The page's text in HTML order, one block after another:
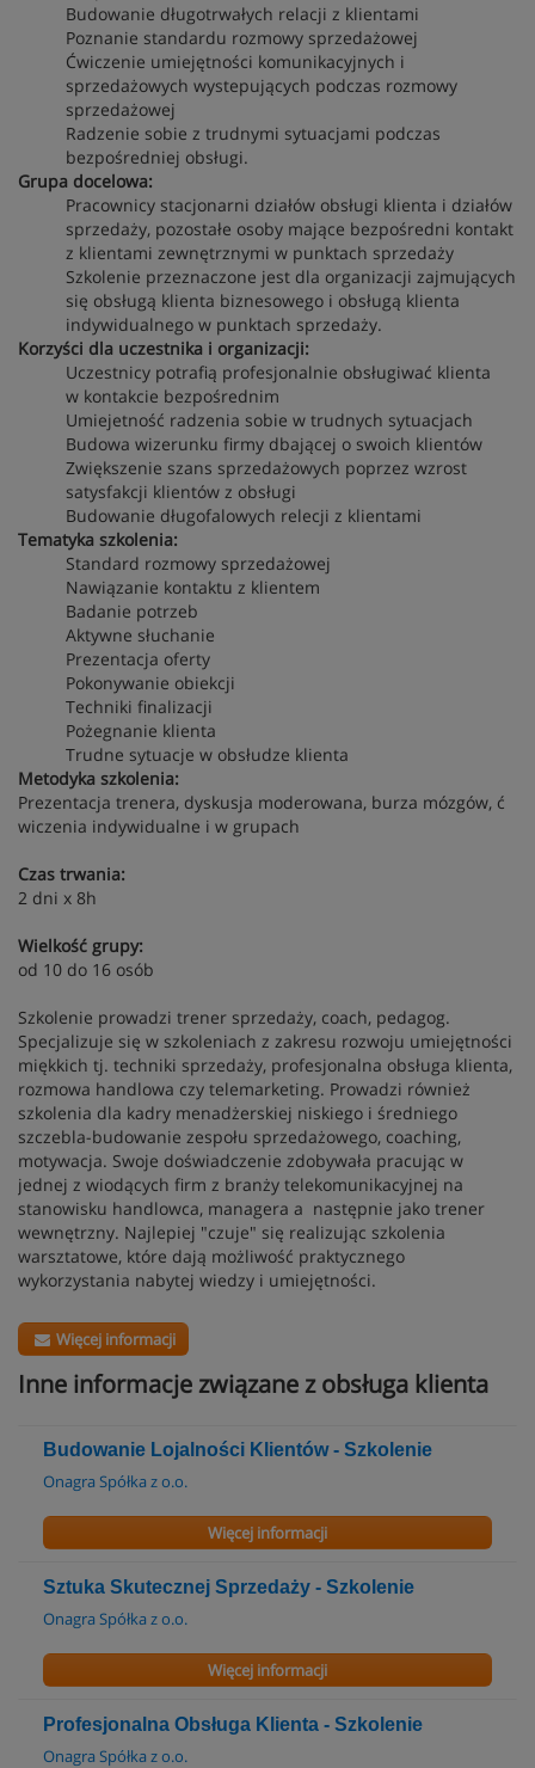
Budowanie długotrwałych relacji z klientami
Poznanie standardu rozmowy sprzedażowej
Ćwiczenie umiejętności komunikacyjnych i
sprzedażowych wystepujących podczas rozmowy
sprzedażowej
Radzenie sobie z trudnymi sytuacjami podczas
bezpośredniej obsługi.
Grupa docelowa:
Pracownicy stacjonarni działów obsługi klienta i działów
sprzedaży, pozostałe osoby mające bezpośredni kontakt
z klientami zewnętrznymi w punktach sprzedaży
Szkolenie przeznaczone jest dla organizacji zajmujących
się obsługą klienta biznesowego i obsługą klienta
indywidualnego w punktach sprzedaży.
Korzyści dla uczestnika i organizacji:
Uczestnicy potrafią profesjonalnie obsługiwać klienta
w kontakcie bezpośrednim
Umiejetność radzenia sobie w trudnych sytuacjach
Budowa wizerunku firmy dbającej o swoich klientów
Zwiększenie szans sprzedażowych poprzez wzrost
satysfakcji klientów z obsługi
Budowanie długofalowych relecji z klientami
Tematyka szkolenia:
Standard rozmowy sprzedażowej
Nawiązanie kontaktu z klientem
Badanie potrzeb
Aktywne słuchanie
Prezentacja oferty
Pokonywanie obiekcji
Techniki finalizacji
Pożegnanie klienta
Trudne sytuacje w obsłudze klienta
Metodyka szkolenia:
Prezentacja trenera, dyskusja moderowana, burza mózgów, ć
wiczenia indywidualne i w grupach
Czas trwania:
2 dni x 8h
Wielkość grupy:
od 10 do 16 osób
Szkolenie prowadzi trener sprzedaży, coach, pedagog.
Specjalizuje się w szkoleniach z zakresu rozwoju umiejętności
miękkich tj. techniki sprzedaży, profesjonalna obsługa klienta,
rozmowa handlowa czy telemarketing. Prowadzi również
szkolenia dla kadry menadżerskiej niskiego i średniego
szczebla-budowanie zespołu sprzedażowego, coaching,
motywacja. Swoje doświadczenie zdobywała pracując w
jednej z wiodących firm z branży telekomunikacyjnej na
stanowisku handlowca, managera a następnie jako trener
wewnętrzny. Najlepiej "czuje" się realizując szkolenia
warsztatowe, które dają możliwość praktycznego
wykorzystania nabytej wiedzy i umiejętności.
Więcej informacji
Inne informacje związane z obsługa klienta
Budowanie Lojalności Klientów - Szkolenie
Onagra Spółka z o.o.
Więcej informacji
Sztuka Skutecznej Sprzedaży - Szkolenie
Onagra Spółka z o.o.
Więcej informacji
Profesjonalna Obsługa Klienta - Szkolenie
Onagra Spółka z o.o.